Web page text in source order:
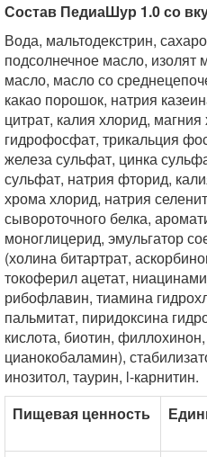
Состав ПедиаШур 1.0 со
Вода, мальтодекстрин,
подсолнечное масло, изолят
масло, масло со
какао порошок, натрия
цитрат, калия хлорид,
гидрофосфат, трикальция
железа сульфат, цинка
сульфат, натрия фторид,
хрома хлорид, натрия
сывороточного белка,
моноглицерид, эмульгатор
(холина битартрат,
токоферил ацетат,
рибофлавин, тиамина
пальмитат, пиридоксина
кислота, биотин,
цианокобаламин),
инозитол, таурин, l-карнитин.
Пищевая ценность